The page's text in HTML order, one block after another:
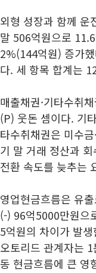
외형 성장과 함께 운
말 506억원으로
2%(144억원) 증가
다. 세 항목 합계는
매출채권·기타수취
(P) 웃돈 셈이다. 기
타수취채권은 미수
기 말 거래 정산과
전환 속도를 늦추는
영업현금흐름은 유
(-) 96억5000만원으
5억원의 차이가 발
오토리드 관계자는
동 현금흐름에 큰 영